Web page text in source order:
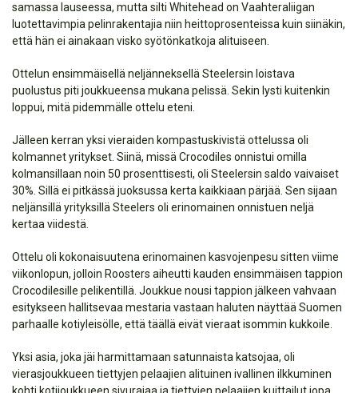
samassa lauseessa, mutta silti Whitehead on Vaahteraliigan
luotettavimpia pelinrakentajia niin heittoprosenteissa kuin siinäkin,
että hän ei ainakaan visko syötönkatkoja alituiseen.
Ottelun ensimmäisellä neljänneksellä Steelersin loistava
puolustus piti joukkueensa mukana pelissä. Sekin lysti kuitenkin
loppui, mitä pidemmälle ottelu eteni.
Jälleen kerran yksi vieraiden kompastuskivistä ottelussa oli
kolmannet yritykset. Siinä, missä Crocodiles onnistui omilla
kolmansillaan noin 50 prosenttisesti, oli Steelersin saldo vaivaiset
30%. Sillä ei pitkässä juoksussa kerta kaikkiaan pärjää. Sen sijaan
neljänsillä yrityksillä Steelers oli erinomainen onnistuen neljä
kertaa viidestä.
Ottelu oli kokonaisuutena erinomainen kasvojenpesu sitten viime
viikonlopun, jolloin Roosters aiheutti kauden ensimmäisen tappion
Crocodilesille pelikentillä. Joukkue nousi tappion jälkeen vahvaan
esitykseen hallitsevaa mestaria vastaan haluten näyttää Suomen
parhaalle kotiyleisölle, että täällä eivät vieraat isommin kukkoile.
Yksi asia, joka jäi harmittamaan satunnaista katsojaa, oli
vierasjoukkueen tiettyjen pelaajien alituinen ivallinen ilkkuminen